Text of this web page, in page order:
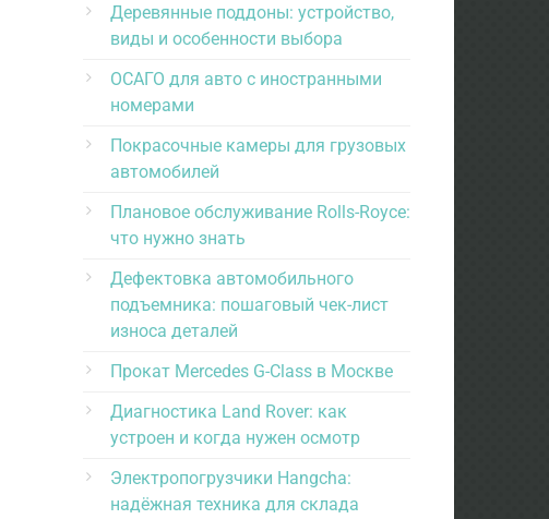
Деревянные поддоны: устройство,
виды и особенности выбора
ОСАГО для авто с иностранными
номерами
Покрасочные камеры для грузовых
автомобилей
Плановое обслуживание Rolls-Royce:
что нужно знать
Дефектовка автомобильного
подъемника: пошаговый чек-лист
износа деталей
Прокат Mercedes G-Class в Москве
Диагностика Land Rover: как
устроен и когда нужен осмотр
Электропогрузчики Hangcha:
надёжная техника для склада